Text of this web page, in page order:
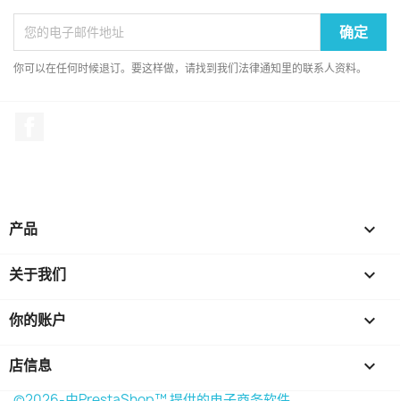
你可以在任何时候退订。要这样做，请找到我们法律通知里的联系人资料。
产品 
关于我们 
你的账户 
店信息 keyboard_arrow_down